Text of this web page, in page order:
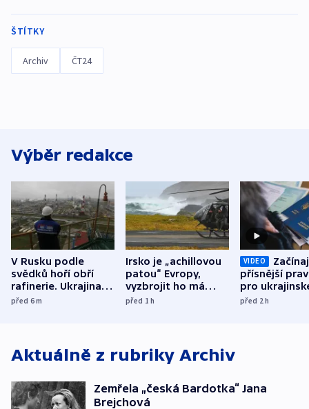
ŠTÍTKY
Archiv ČT24
Výběr redakce
V Rusku podle
svědků hoří obří
rafinerie. Ukrajina
hlásí oběti
před 6m
Irsko je „achillovou
patou“ Evropy,
vyzbrojit ho má
Francie
před 1h
VIDEO
přísnější
pro
uprchlíky
před 2h
Aktuálně z rubriky Archiv
Zemřela „česká Bardotka“ Jana
Brejchová